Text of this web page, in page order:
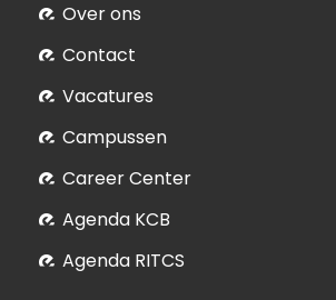
Over ons
Contact
Vacatures
Campussen
Career Center
Agenda KCB
Agenda RITCS